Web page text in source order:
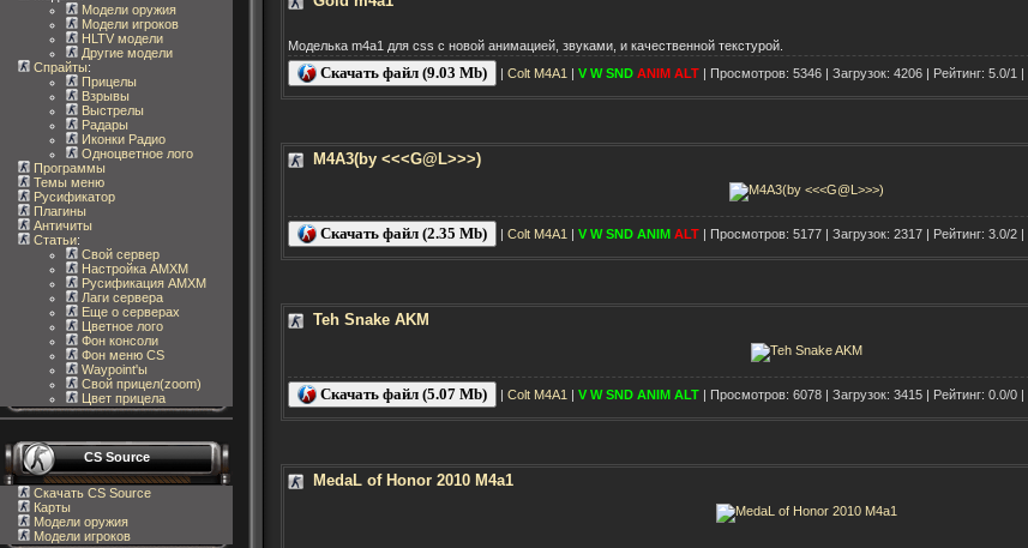
Модели оружия
Модели игроков
HLTV модели
Другие модели
Спрайты:
Прицелы
Взрывы
Выстрелы
Радары
Иконки Радио
Одноцветное лого
Программы
Темы меню
Русификатор
Плагины
Античиты
Статьи:
Свой сервер
Настройка AMXM
Русификация AMXM
Лаги сервера
Еще о серверах
Цветное лого
Фон консоли
Фон меню CS
Waypoint'ы
Свой прицел(zoom)
Цвет прицела
CS Source
Скачать CS Source
Карты
Модели оружия
Модели игроков
Моделька m4a1 для css с новой анимацией, звуками, и качественной текстурой.
Скачать файл (9.03 Mb) | Colt M4A1 | V W SND ANIM ALT | Просмотров: 5346 | Загрузок: 4206 | Рейтинг: 5.0/1 |
M4A3(by <<<G@L>>>)
Скачать файл (2.35 Mb) | Colt M4A1 | V W SND ANIM ALT | Просмотров: 5177 | Загрузок: 2317 | Рейтинг: 3.0/2 |
Teh Snake AKM
Скачать файл (5.07 Mb) | Colt M4A1 | V W SND ANIM ALT | Просмотров: 6078 | Загрузок: 3415 | Рейтинг: 0.0/0 |
MedaL of Honor 2010 M4a1